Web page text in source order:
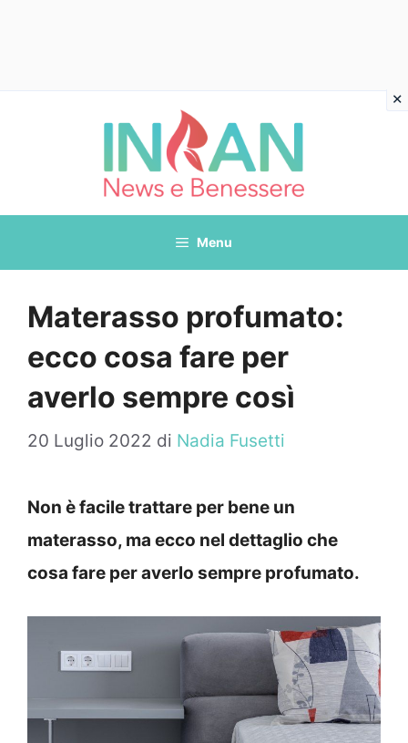
Menu
Materasso profumato:
ecco cosa fare per
averlo sempre così
20 Luglio 2022 di Nadia Fusetti
Non è facile trattare per bene un
materasso, ma ecco nel dettaglio che
cosa fare per averlo sempre profumato.